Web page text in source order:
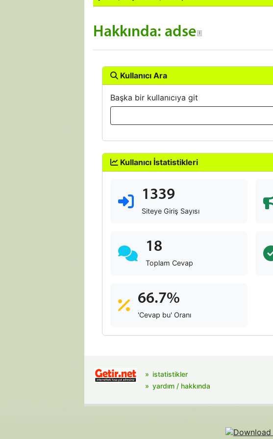
Hakkında: adse
Kullanıcı Ara
Başka bir kullanıcıya git
Kullanıcı İstatistikleri
1339
Siteye Giriş Sayısı
18
Toplam Cevap
66.7%
'Cevap bu' Oranı
istatistikler
yardım / hakkında